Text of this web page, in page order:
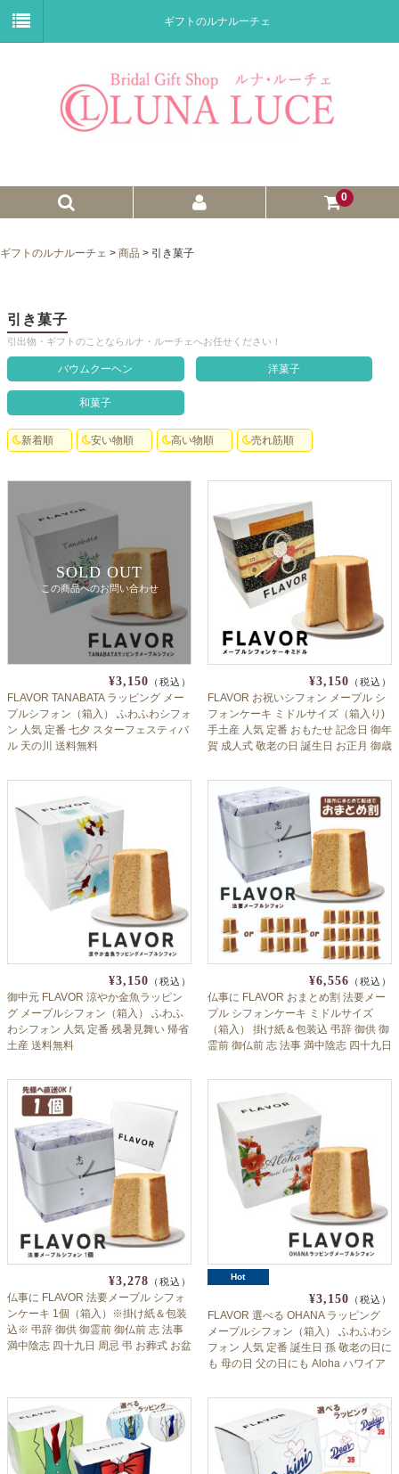
ギフトのルナルーチェ
0
ウェイトドール
子育て卒業証書
ウェルカムボード
クロックギフト
ペーパーアイテム
引菓子
引出物ギフト
カタログギフト
ブライダルバッグ
内祝い 出産祝い
季節イベント特集
よくあるご質問
ドメイン指定受信について
無料サンプル・資料請求
お問合せ
ギフトのルナルーチェ > 商品 > 引き菓子
引き菓子
引出物・ギフトのことならルナ・ルーチェへお任せください！
バウムクーヘン 洋菓子
和菓子
新着順 安い物順 高い物順 売れ筋順
SOLD OUT
この商品へのお問い合わせ
¥3,150 （税込）
FLAVOR TANABATA ラッピング メー
プルシフォン（箱入） ふわふわシフォ
ン 人気 定番 七夕 スターフェスティバ
ル 天の川 送料無料
¥3,150 （税込）
FLAVOR お祝いシフォン メープル シ
フォンケーキ ミドルサイズ（箱入り)
手土産 人気 定番 おもたせ 記念日 御年
賀 成人式 敬老の日 誕生日 お正月 御歳
¥3,150 （税込）
御中元 FLAVOR 涼やか金魚ラッピン
グ メープルシフォン（箱入） ふわふ
わシフォン 人気 定番 残暑見舞い 帰省
土産 送料無料
¥6,556 （税込）
仏事に FLAVOR おまとめ割 法要メー
プル シフォンケーキ ミドルサイズ
（箱入） 掛け紙＆包装込 弔辞 御供 御
霊前 御仏前 志 法事 満中陰志 四十九日
レイバー
¥3,278 （税込）
仏事に FLAVOR 法要メープル シフォ
ンケーキ 1個（箱入）※掛け紙＆包装
込※ 弔辞 御供 御霊前 御仏前 志 法事
満中陰志 四十九日 周忌 弔 お葬式 お盆
Hot
¥3,150 （税込）
FLAVOR 選べる OHANA ラッピング
メープルシフォン（箱入） ふわふわシ
フォン 人気 定番 誕生日 孫 敬老の日に
も 母の日 父の日にも Aloha ハワイア
道沖縄一部離島のぞく flaall